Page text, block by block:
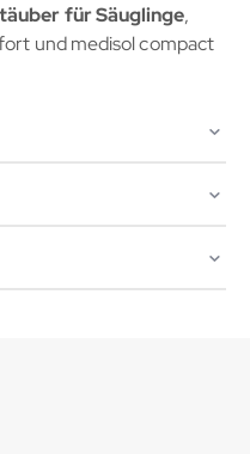
für Säuglinge,
und medisol compact